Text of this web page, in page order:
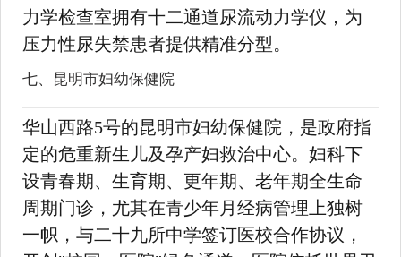
力学检查室拥有十二通道尿流动力学仪，为
压力性尿失禁患者提供精准分型。
七、昆明市妇幼保健院
华山西路5号的昆明市妇幼保健院，是政府指
定的危重新生儿及孕产妇救治中心。妇科下
设青春期、生育期、更年期、老年期全生命
周期门诊，尤其在青少年月经病管理上独树
一帜，与二十九所中学签订医校合作协议，